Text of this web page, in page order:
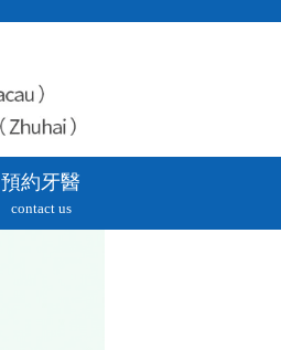
預約牙醫
contact us